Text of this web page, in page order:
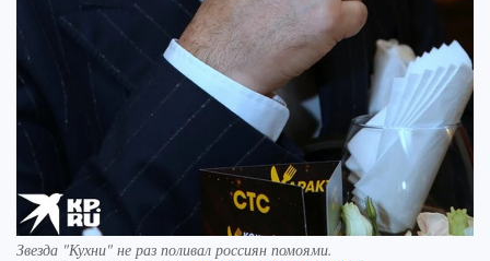
Звезда "Кухни" не раз поливал россиян помоями.